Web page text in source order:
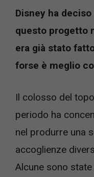
Disney ha
questo progetto
era già stato
forse è meglio
Il colosso del
periodo ha
nel produrre una
accoglienze
Alcune sono